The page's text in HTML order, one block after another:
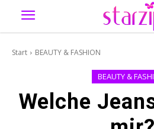
Start BEAUTY & FASHION
BEAUTY &
Welche